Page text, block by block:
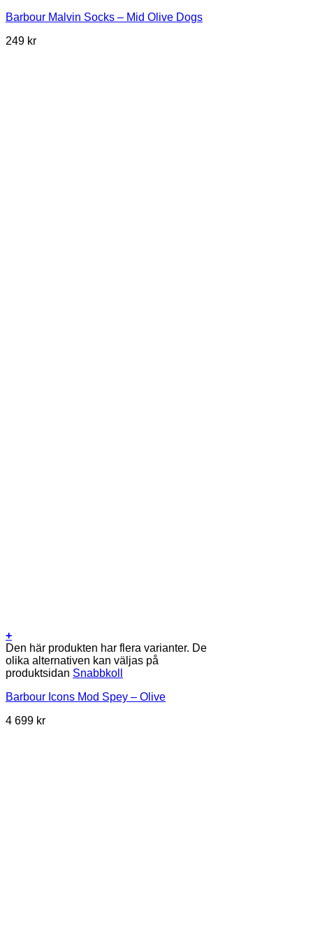
Barbour Malvin Socks – Mid Olive Dogs
249 kr
+
Den här produkten har flera varianter. De
olika alternativen kan väljas på
produktsidan Snabbkoll
Barbour Icons Mod Spey – Olive
4 699 kr